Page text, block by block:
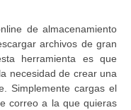
de almacenamiento
archivos de gran
herramienta es que
necesidad de crear una
Simplemente cargas el
correo a la que quieras